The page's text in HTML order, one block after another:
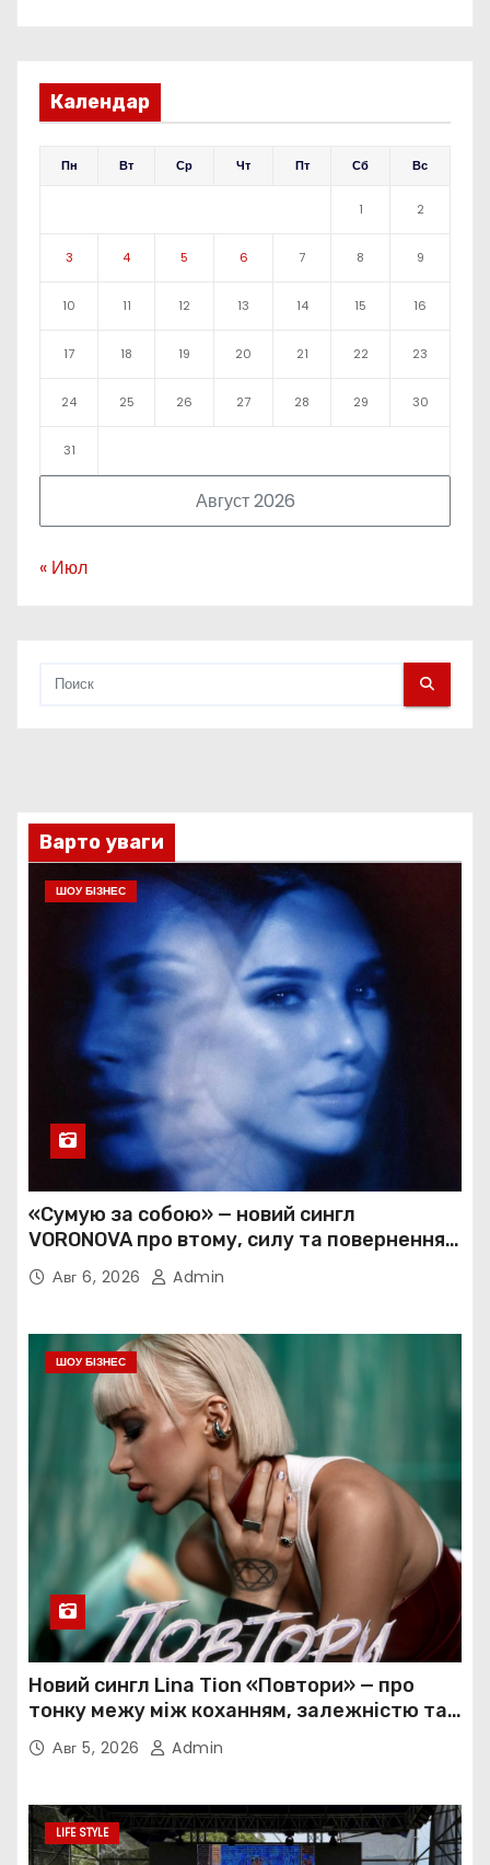
Календар
Август 2026
Пн Вт Ср Чт Пт Сб Вс
1 2
3 4 5 6 7 8 9
10 11 12 13 14 15 16
17 18 19 20 21 22 23
24 25 26 27 28 29 30
31
« Июл
Варто уваги
ШОУ БІЗНЕС
«Сумую за собою» — новий сингл
VORONOVA про втому, силу та повернення
до себе
Авг 6, 2026 Admin
ШОУ БІЗНЕС
Новий сингл Lina Tion «Повтори» — про
тонку межу між коханням, залежністю та
нав’язливою прив’язаністю
Авг 5, 2026 Admin
LIFE STYLE